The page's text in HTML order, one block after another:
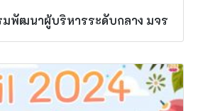
พัฒนาผู้บริหารระดับกลาง มจร